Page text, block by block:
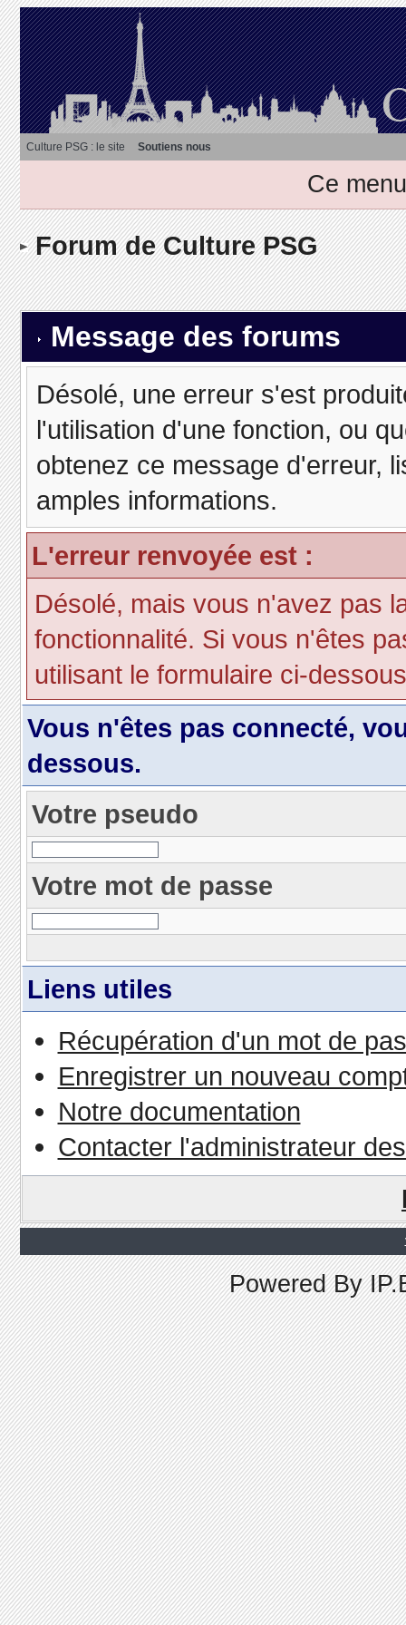
Culture PSG : le site Soutiens nous
Ce
Forum de Culture PSG
Message des forums
Désolé, une erreur s'est
l'utilisation d'une fonction, ou
obtenez ce message d'erreur,
amples informations.
L'erreur renvoyée est :
Désolé, mais vous n'avez pas
fonctionnalité. Si vous n'êtes
utilisant le formulaire ci-
Vous n'êtes pas connecté,
dessous.
Votre pseudo
Votre mot de passe
Liens utiles
Récupération d'un mot de
Enregistrer un nouveau
Notre documentation
Contacter l'administrateur
Powered By